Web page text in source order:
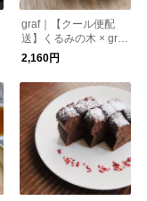
graf｜【クール便配
送】くるみの木 × graf
奈良カヌレ
2,160円